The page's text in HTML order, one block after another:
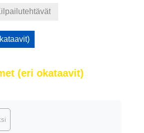
(eri okataavit)